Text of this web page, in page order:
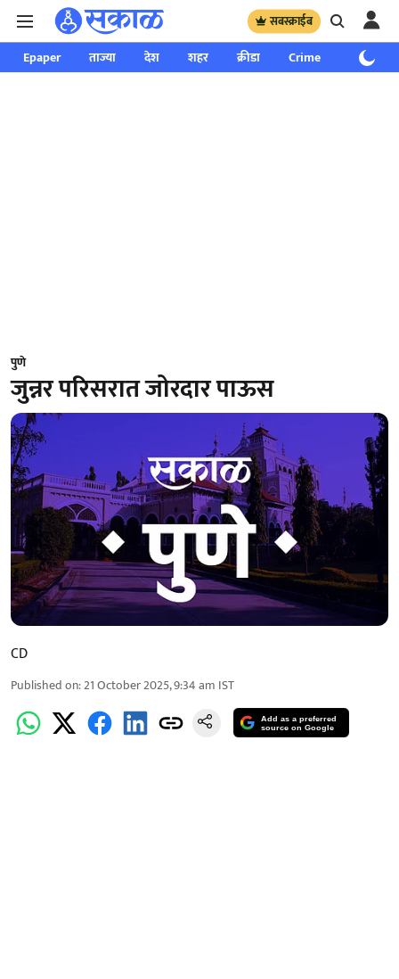
सबस्क्राईब
Epaper ताज्या देश शहर क्रीडा Crime साप्ताहिक
पुणे
जुन्नर परिसरात जोरदार पाऊस
CD
Published on:21 October 2025, 9:34 am IST
Add as a preferred
source on Google